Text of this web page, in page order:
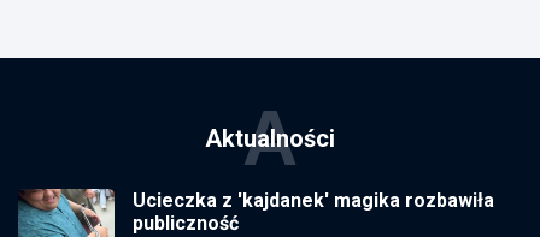
Aktualności
A
Ucieczka z 'kajdanek' magika rozbawiła
publiczność